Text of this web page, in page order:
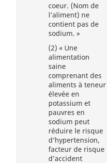
coeur. (Nom de
l’aliment) ne
contient pas de
sodium. »
(2) « Une
alimentation
saine
comprenant des
aliments à teneur
élevée en
potassium et
pauvres en
sodium peut
réduire le risque
d’hypertension,
facteur de risque
d’accident